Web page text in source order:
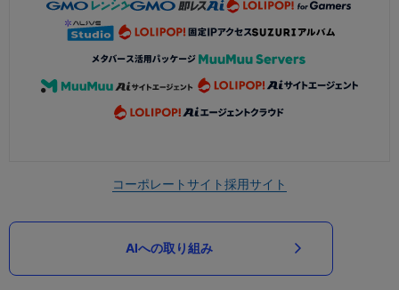
コーポレートサイト採用サイト
AIへの取り組み